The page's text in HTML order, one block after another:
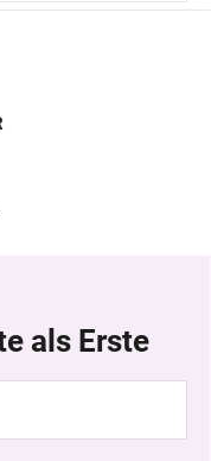
als Erste